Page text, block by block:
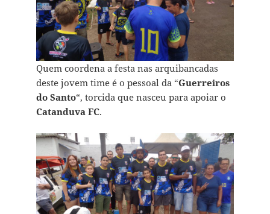
Quem coordena a festa nas arquibancadas
deste jovem time é o pessoal da “Guerreiros
do Santo“, torcida que nasceu para apoiar o
Catanduva FC.